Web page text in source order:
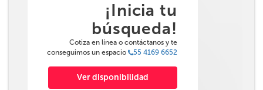
¡Inicia tu
búsqueda!
Cotiza en línea o contáctanos y te
conseguimos un espacio
55 4169 6652
Ver disponibilidad